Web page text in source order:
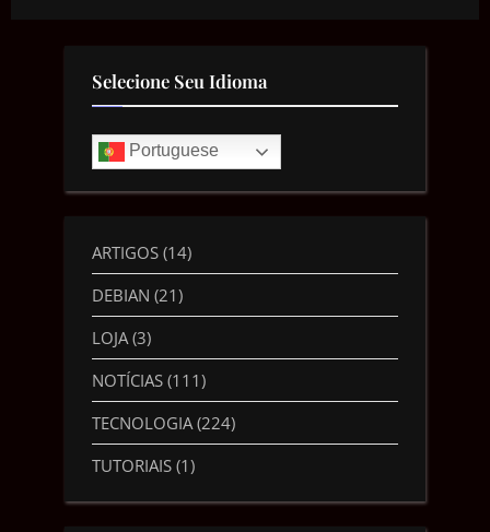
Selecione Seu Idioma
Portuguese
ARTIGOS (14)
DEBIAN (21)
LOJA (3)
NOTÍCIAS (111)
TECNOLOGIA(224)
TUTORIAIS (1)